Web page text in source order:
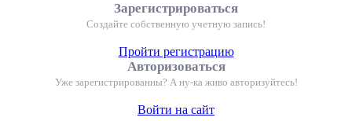
Зарегистрироваться
Создайте собственную учетную запись!
Пройти регистрацию
Авторизоваться
Уже зарегистрированны? А ну-ка живо авторизуйтесь!
Войти на сайт